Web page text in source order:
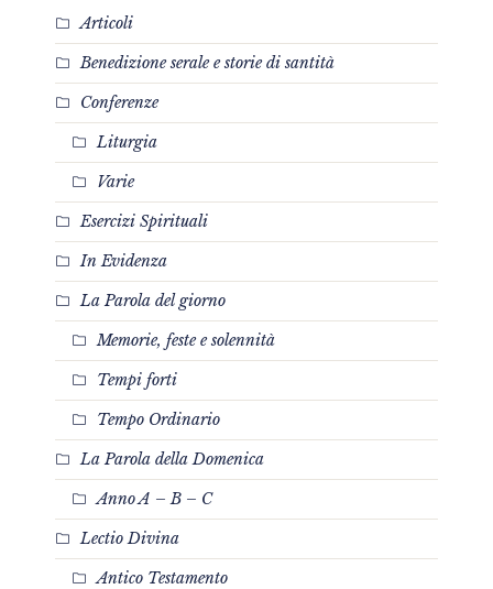
Articoli
Benedizione serale e storie di santità
Conferenze
Liturgia
Varie
Esercizi Spirituali
In Evidenza
La Parola del giorno
Memorie, feste e solennità
Tempi forti
Tempo Ordinario
La Parola della Domenica
Anno A – B – C
Lectio Divina
Antico Testamento